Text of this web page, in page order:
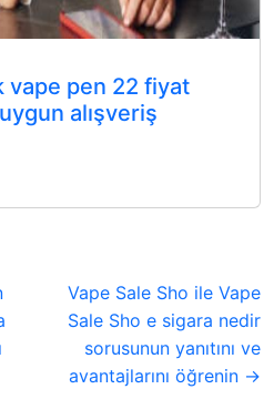
vape pen 22 fiyat
alışveriş
Vape Sale Sho ile Vape
Sale Sho e sigara nedir
sorusunun yanıtını ve
avantajlarını öğrenin →